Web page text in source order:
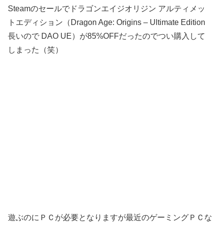
Steamのセールでドラゴンエイジオリジン アルティメッ
トエディション（Dragon Age: Origins – Ultimate Edition
長いので DAO UE）が85%OFFだったのでつい購入して
しまった（笑）
遊ぶのにＰＣが必要となりますが最近のゲーミングＰＣな